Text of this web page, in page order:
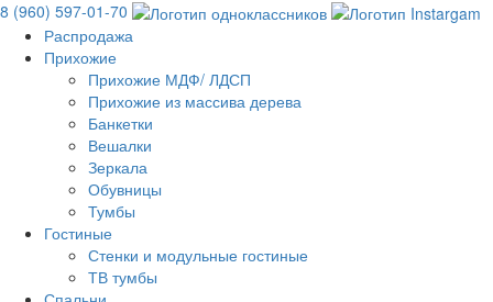
8 (960) 597-01-70
Распродажа
Прихожие
Прихожие МДФ/ ЛДСП
Прихожие из массива дерева
Банкетки
Вешалки
Зеркала
Обувницы
Тумбы
Гостиные
Стенки и модульные гостиные
ТВ тумбы